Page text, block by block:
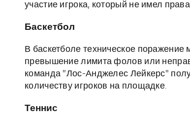
участие игрока, который не имел права
Баскетбол
В баскетболе техническое
превышение лимита фолов или
команда "Лос-Анджелес Лейкерс"
количеству игроков на площадке.
Теннис